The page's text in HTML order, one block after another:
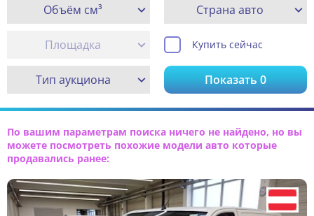
Объём см³ Страна авто
Площадка Купить сейчас
Тип аукциона Показать0
По вашим параметрам поиска ничего не найдено, но вы
можете посмотреть похожие модели авто которые
продавались ранее: